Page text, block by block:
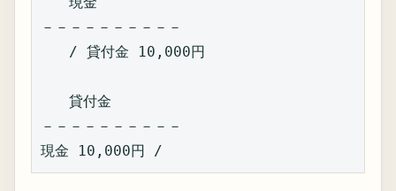
－－－－－－－－－－
/ 貸付金 10,000円
貸付金
－－－－－－－－－－
現金 10,000円 /